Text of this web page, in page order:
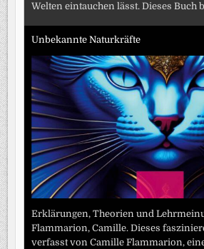
Welten eintauchen lässt. Dieses Buch
Unbekannte Naturkräfte
Erklärungen, Theorien und
Flammarion, Camille. Dieses
verfasst von Camille Flammarion,